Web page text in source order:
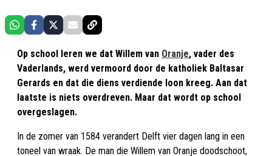
Op school leren we dat Willem van Oranje, vader des
Vaderlands, werd vermoord door de katholiek Baltasar
Gerards en dat die diens verdiende loon kreeg. Aan dat
laatste is niets overdreven. Maar dat wordt op school
overgeslagen.
In de zomer van 1584 verandert Delft vier dagen lang in een
toneel van wraak. De man die Willem van Oranje doodschoot,